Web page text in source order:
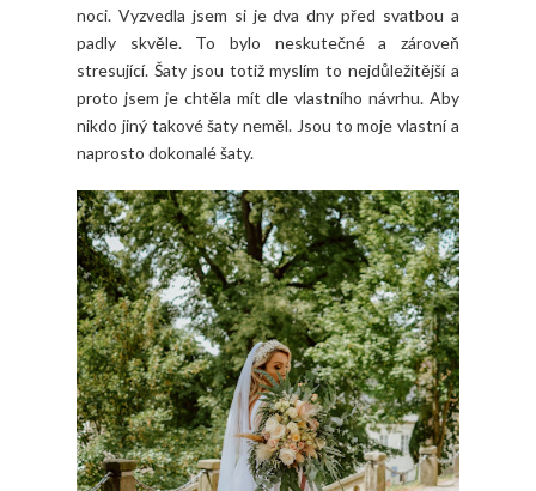
noci. Vyzvedla jsem si je dva dny před svatbou a
padly skvěle. To bylo neskutečné a zároveň
stresující. Šaty jsou totiž myslím to nejdůležitější a
proto jsem je chtěla mít dle vlastního návrhu. Aby
nikdo jiný takové šaty neměl. Jsou to moje vlastní a
naprosto dokonalé šaty.